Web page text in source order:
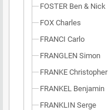
FOSTER Ben & Nick
FOX Charles
FRANCI Carlo
FRANGLEN Simon
FRANKE Christopher
FRANKEL Benjamin
FRANKLIN Serge